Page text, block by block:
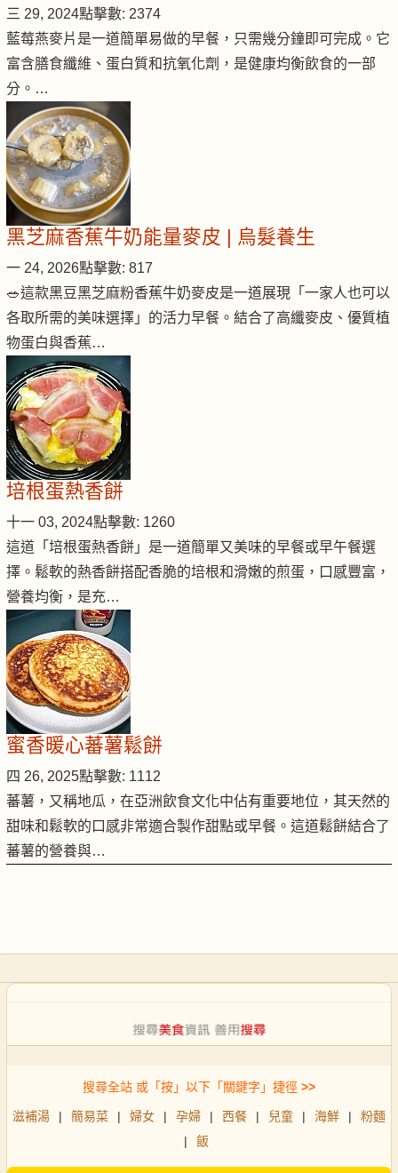
三 29, 2024點擊數: 2374
藍莓燕麥片是一道簡單易做的早餐，只需幾分鐘即可完成。它
富含膳食纖維、蛋白質和抗氧化劑，是健康均衡飲食的一部
分。…
黑芝麻香蕉牛奶能量麥皮 | 烏髮養生
一 24, 2026點擊數: 817
🥗這款黑豆黑芝麻粉香蕉牛奶麥皮是一道展現「一家人也可以
各取所需的美味選擇」的活力早餐。結合了高纖麥皮、優質植
物蛋白與香蕉…
培根蛋熱香餅
十一 03, 2024點擊數: 1260
這道「培根蛋熱香餅」是一道簡單又美味的早餐或早午餐選
擇。鬆軟的熱香餅搭配香脆的培根和滑嫩的煎蛋，口感豐富，
營養均衡，是充…
蜜香暖心蕃薯鬆餅
四 26, 2025點擊數: 1112
蕃薯，又稱地瓜，在亞洲飲食文化中佔有重要地位，其天然的
甜味和鬆軟的口感非常適合製作甜點或早餐。這道鬆餅結合了
蕃薯的營養與…
搜尋全站 或「按」以下「關鍵字」捷徑 >>
滋補湯 | 簡易菜 | 婦女 | 孕婦 | 西餐 | 兒童 | 海鮮 |
粉麵
|
飯